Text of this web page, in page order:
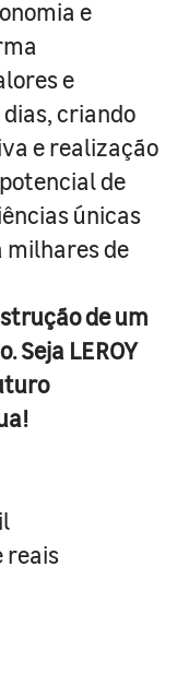
e
e
criando
e realização
de
únicas
milhares de
de um
Seja LEROY
reais